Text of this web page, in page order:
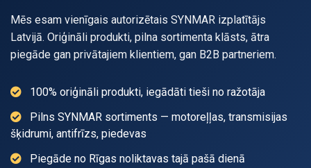
Mēs esam vienīgais autorizētais SYNMAR izplatītājs
Latvijā. Oriģināli produkti, pilna sortimenta klāsts, ātra
piegāde gan privātajiem klientiem, gan B2B partneriem.
100% oriģināli produkti, iegādāti tieši no ražotāja
Pilns SYNMAR sortiments — motoreļļas, transmisijas
šķidrumi, antifrīzs, piedevas
Piegāde no Rīgas noliktavas tajā pašā dienā